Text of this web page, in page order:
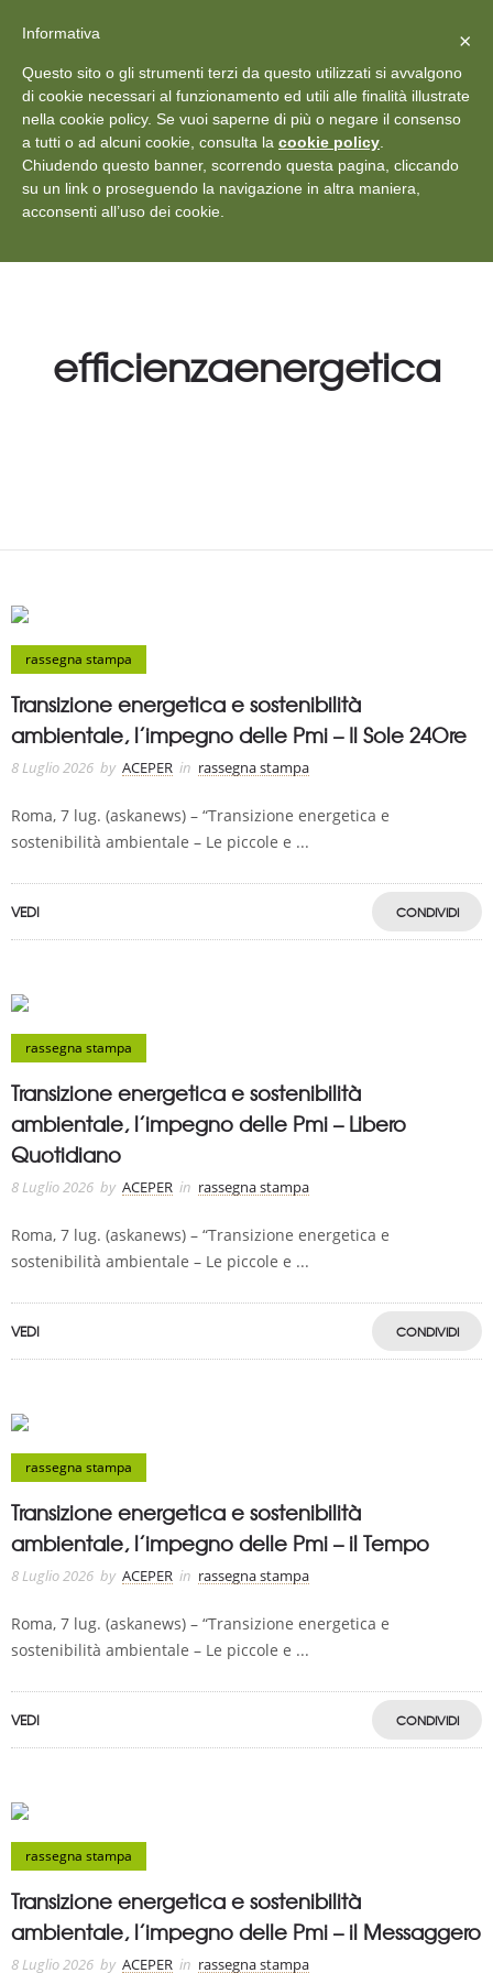
+39 011 18867102 info@aceper.it Statuto
Aceper
efficienzaenergetica
rassegna stampa
Transizione energetica e sostenibilità
ambientale, l’impegno delle Pmi – Il Sole 24Ore
8 Luglio 2026 by ACEPER in rassegna stampa
Roma, 7 lug. (askanews) – “Transizione energetica e
sostenibilità ambientale – Le piccole e ...
VEDI CONDIVIDI
rassegna stampa
Transizione energetica e sostenibilità
ambientale, l’impegno delle Pmi – Libero
Quotidiano
8 Luglio 2026 by ACEPER in rassegna stampa
Roma, 7 lug. (askanews) – “Transizione energetica e
sostenibilità ambientale – Le piccole e ...
VEDI CONDIVIDI
rassegna stampa
Transizione energetica e sostenibilità
ambientale, l’impegno delle Pmi – il Tempo
8 Luglio 2026 by ACEPER in rassegna stampa
Roma, 7 lug. (askanews) – “Transizione energetica e
sostenibilità ambientale – Le piccole e ...
VEDI CONDIVIDI
rassegna stampa
Transizione energetica e sostenibilità
ambientale, l’impegno delle Pmi – il Messaggero
8 Luglio 2026 by ACEPER in rassegna stampa
Vedi: Protezione dei dati personali ×
Informativa
Questo sito o gli strumenti terzi da questo utilizzati si avvalgono
di cookie necessari al funzionamento ed utili alle finalità illustrate
nella cookie policy. Se vuoi saperne di più o negare il consenso
a tutti o ad alcuni cookie, consulta la cookie policy
Chiudendo questo banner, scorrendo questa pagina, cliccando
su un link o proseguendo la navigazione in altra maniera,
acconsenti all’uso dei cookie.